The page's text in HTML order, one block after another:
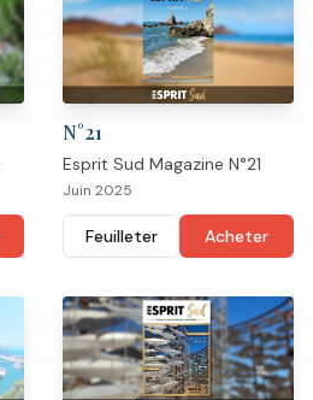
N°21
Esprit Sud Magazine N°21
Juin 2025
Feuilleter Acheter